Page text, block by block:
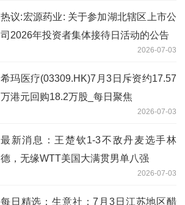
热议:宏源药业: 关于参加湖北辖区上市公
司2026年投资者集体接待日活动的公告
2026-07-03
希玛医疗(03309.HK)7月3日斥资约17.57
万港元回购18.2万股_每日聚焦
2026-07-03
最新消息：王楚钦1-3不敌丹麦选手林
德，无缘WTT美国大满贯男单八强
2026-07-03
每日精选：生意社：7月3日江苏地区醋